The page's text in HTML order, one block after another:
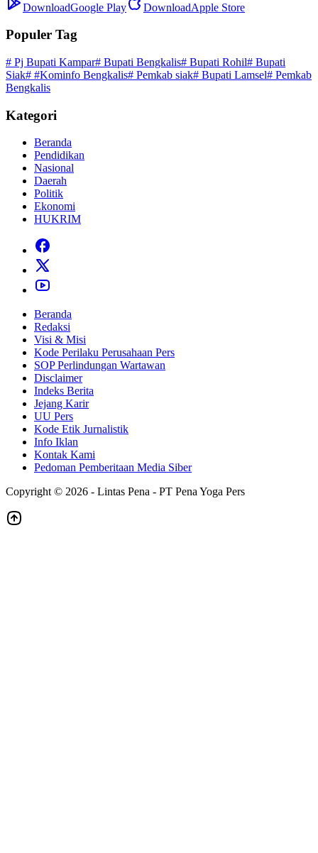
DownloadGoogle Play DownloadApple Store
Populer Tag
# Pj Bupati Kampar# Bupati Bengkalis# Bupati Rohil# Bupati
Siak# #Kominfo Bengkalis# Pemkab siak# Bupati Lamsel# Pemkab
Bengkalis
Kategori
Beranda
Pendidikan
Nasional
Daerah
Politik
Ekonomi
HUKRIM
Beranda
Redaksi
Visi & Misi
Kode Perilaku Perusahaan Pers
SOP Perlindungan Wartawan
Disclaimer
Indeks Berita
Jejang Karir
UU Pers
Kode Etik Jurnalistik
Info Iklan
Kontak Kami
Pedoman Pemberitaan Media Siber
Copyright © 2026 - Lintas Pena - PT Pena Yoga Pers